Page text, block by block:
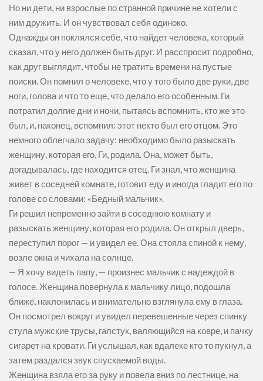
Но ни дети, ни взрослые по странной причине не хотели с
ним дружить. И он чувствовал себя одиноко.
Однажды он поклялся себе, что найдет человека, который
сказал, что у него должен быть друг. И расспросит подробно,
как друг выглядит, чтобы не тратить времени на пустые
поиски. Он помнил о человеке, что у того было две руки, две
ноги, голова и что то еще, что делало его особенным. Ги
потратил долгие дни и ночи, пытаясь вспомнить, кто же это
был, и, наконец, вспомнил: этот некто был его отцом. Это
немного облегчало задачу: необходимо было разыскать
женщину, которая его, Ги, родила. Она, может быть,
догадывалась, где находится отец. Ги знал, что женщина
живет в соседней комнате, готовит еду и иногда гладит его по
голове со словами: «Бедный мальчик».
Ги решил непременно зайти в соседнюю комнату и
разыскать женщину, которая его родила. Он открыл дверь,
переступил порог — и увидел ее. Она стояла спиной к нему,
возле окна и чихала на солнце.
— Я хочу видеть папу, — произнес мальчик с надеждой в
голосе. Женщина повернула к мальчику лицо, подошла
ближе, наклонилась и внимательно взглянула ему в глаза.
Он посмотрел вокруг и увидел перевешенные через спинку
стула мужские трусы, галстук, валяющийся на ковре, и пачку
сигарет на кровати. Ги услышал, как вдалеке кто то пукнул, а
затем раздался звук спускаемой воды.
Женщина взяла его за руку и повела вниз по лестнице, на